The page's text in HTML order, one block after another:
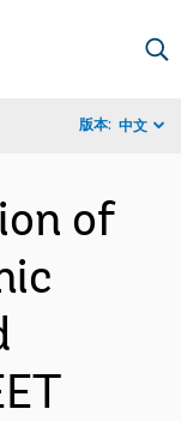
版本: 中文
of